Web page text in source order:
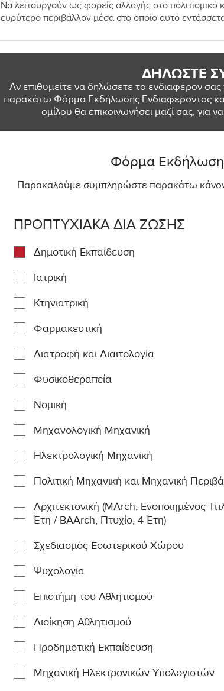
Να λειτουργούν ως φορείς αλλαγής στο πολιτισμικό
ευρύτερο περιβάλλον μέσα στο οποίο αυτό
ΔΗΛΩΣΤΕ
Αν επιθυμείτε να δηλώσετε το ενδιαφέρον
παρακάτω Φόρμα Εκδήλωσης Ενδιαφέροντος
ομίλου θα επικοινωνήσει μαζί σας, για
Φόρμα
Παρακαλούμε συμπληρώστε παρακάτω
ΠΡΟΠΤΥΧΙΑΚΑ ΔΙΑ ΖΩΣΗΣ
Δημοτική Εκπαίδευση
Ιατρική
Κτηνιατρική
Φαρμακευτική
Διατροφή και Διαιτολογία
Φυσικοθεραπεία
Νομική
Μηχανολογική Μηχανική
Ηλεκτρολογική Μηχανική
Πολιτική Μηχανική και Μηχανική
Αρχιτεκτονική (MArch, Ενοποιημένος
Έτη / BAArch, Πτυχίο, 4 Έτη)
Σχεδιασμός Εσωτερικού Χώρου
Ψυχολογία
Επιστήμη του Αθλητισμού
Διοίκηση Αθλητισμού
Προδημοτική Εκπαίδευση
Μηχανική Ηλεκτρονικών Υπολογιστών